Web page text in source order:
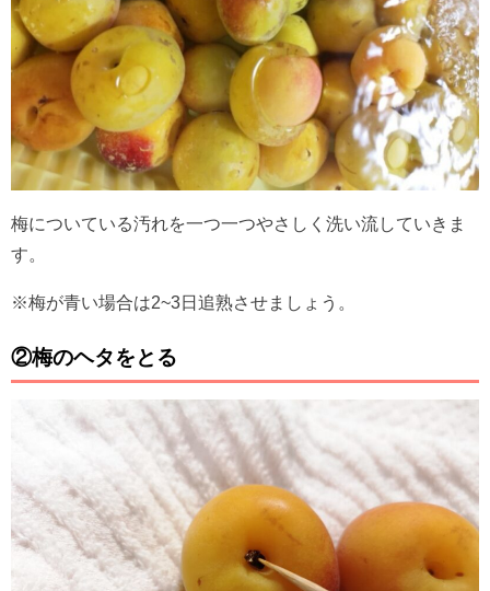
梅についている汚れを一つ一つやさしく洗い流していきま
す。
※梅が青い場合は2~3日追熟させましょう。
②梅のヘタをとる